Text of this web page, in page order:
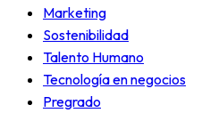
Marketing
Sostenibilidad
Talento Humano
Tecnología en negocios
Pregrado